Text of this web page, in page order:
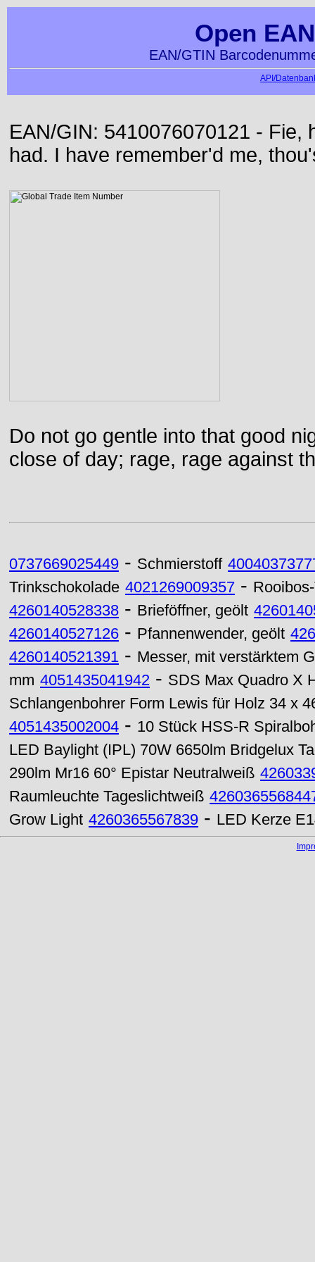
Open
EAN/GTIN
API/
EAN/GIN: 5410076070121 - Fie,
had. I have remember'd me,
Do not go gentle into that good
close of day; rage, rage against
0737669025449 - Schmierstoff
Trinkschokolade 4021269009357 -
4260140528338 - Brieföffner, geölt
4260140527126 - Pfannenwender, geölt
4260140521391 - Messer, mit verstärktem
mm 4051435041942 - SDS Max Quadro X
Schlangenbohrer Form Lewis für Holz 34 x
4051435002004 - 10 Stück HSS-R
LED Baylight (IPL) 70W 6650lm Bridgelux
290lm Mr16 60° Epistar Neutralweiß
Raumleuchte Tageslichtweiß
Grow Light 4260365567839 - LED Kerze